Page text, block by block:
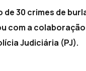
30 crimes de
com a
Judiciária (PJ).